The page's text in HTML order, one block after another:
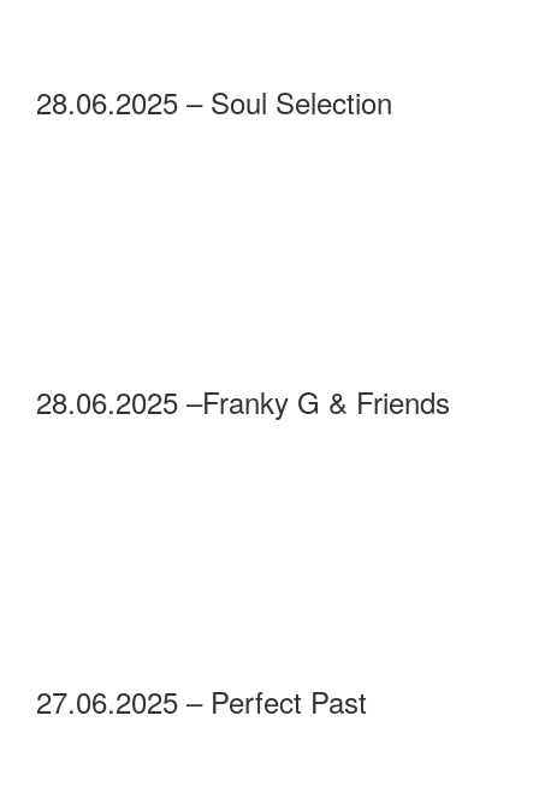
28.06.2025 – Soul Selection
28.06.2025 –Franky G & Friends
27.06.2025 – Perfect Past